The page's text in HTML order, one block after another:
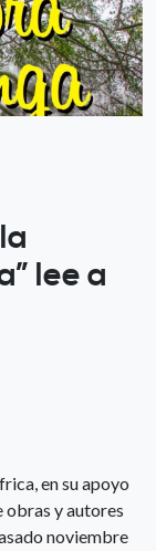
lee a
en su apoyo
obras y autores
noviembre